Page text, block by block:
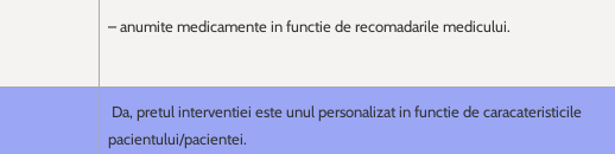
– anumite medicamente in functie de recomadarile medicului.
Da, pretul interventiei este unul personalizat in functie de caracateristicile
pacientului/pacientei.